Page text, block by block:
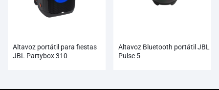
Altavoz portátil para fiestas
JBL Partybox 310
Altavoz Bluetooth portátil JBL
Pulse 5